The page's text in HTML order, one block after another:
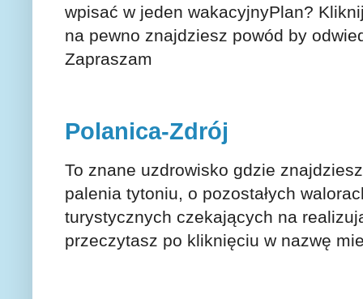
wpisać w jeden wakacyjnyPlan?
na pewno znajdziesz powód by
Zapraszam
Polanica-Zdrój
To znane uzdrowisko gdzie
palenia tytoniu, o pozostałych
turystycznych czekających na
przeczytasz po kliknięciu w nazwę